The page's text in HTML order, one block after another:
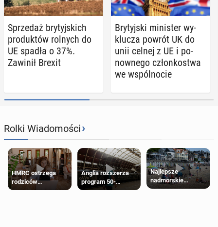
Sprze­daż bry­tyj­skich
pro­duk­tów rolnych do
UE spadła o 37%.
Zawinił Brexit
Bry­tyj­ski mi­ni­ster wy­
klu­cza powrót UK do
unii celnej z UE i po­
now­ne­go człon­ko­stwa
we wspól­no­cie
Rolki Wiadomości›
HMRC ostrzega
rodziców
pobierających Child
Anglia rozszerza
program 50-
procentowych
Najlepsze
nadmorskie
miasteczko blisko